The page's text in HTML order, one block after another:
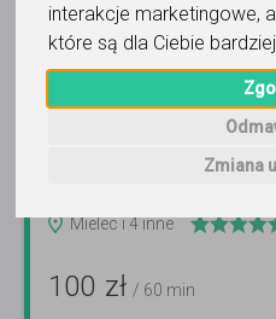
interakcje marketingowe,
które są dla Ciebie
Zmiana
muzyka
Marek Broniewski
Profesjonalna nauka gry na
Mielec i 4 inne
100 zł / 60 min